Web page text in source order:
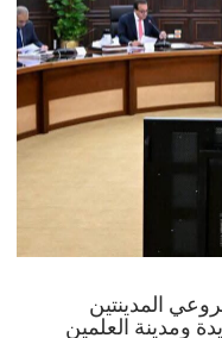
المدينتين
ومدينة العلمين